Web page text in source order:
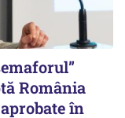
România
în